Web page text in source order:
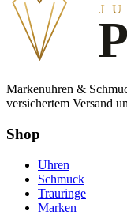
Markenuhren &
versichertem Versand
Shop
Uhren
Schmuck
Trauringe
Marken